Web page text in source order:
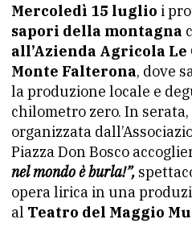
Mercoledì 15 luglio i
sapori della montagna
all’Azienda Agricola
Monte Falterona, dove
la produzione locale e
chilometro zero. In
organizzata
Piazza Don Bosco
nel mondo è burla!”,
opera lirica in una
al Teatro del Maggio